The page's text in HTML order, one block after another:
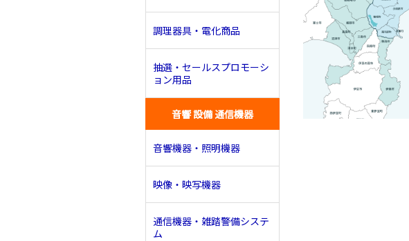
調理器具・電化商品
抽選・セールスプロモーシ
ョン用品
音響 設備 通信機器
音響機器・照明機器
映像・映写機器
通信機器・雑踏警備システ
ム